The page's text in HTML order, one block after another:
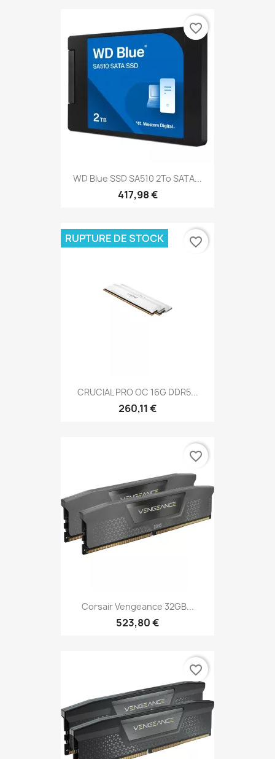
WD Blue SSD SA510 2To SATA...
417,98 €
favorite_border
CRUCIAL PRO OC 16G DDR5...
260,11 €
RUPTURE DE STOCK favorite_border
Corsair Vengeance 32GB...
523,80 €
favorite_border
favorite_border